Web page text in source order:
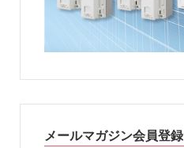
メールマガジン会員登録